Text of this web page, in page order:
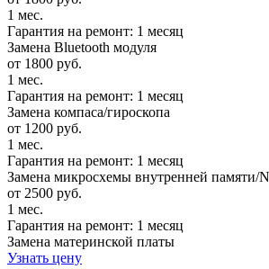
1 мес.
Гарантия на ремонт: 1 месяц
Замена Bluetooth модуля
от 1800 руб.
1 мес.
Гарантия на ремонт: 1 месяц
Замена компаса/гироскопа
от 1200 руб.
1 мес.
Гарантия на ремонт: 1 месяц
Замена микросхемы внутренней памяти/
от 2500 руб.
1 мес.
Гарантия на ремонт: 1 месяц
Замена материнской платы
Узнать цену